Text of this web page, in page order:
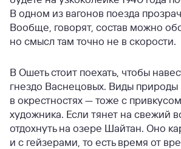
В одном из вагонов поезда
Вообще, говорят, состав можно
но смысл там точно не в скорости.
В Ошеть стоит поехать, чтобы
гнездо Васнецовых. Виды природы
в окрестностях — тоже с
художника. Если тянет на свежий
отдохнуть на озере Шайтан. Оно
и с гейзерами, то есть время от